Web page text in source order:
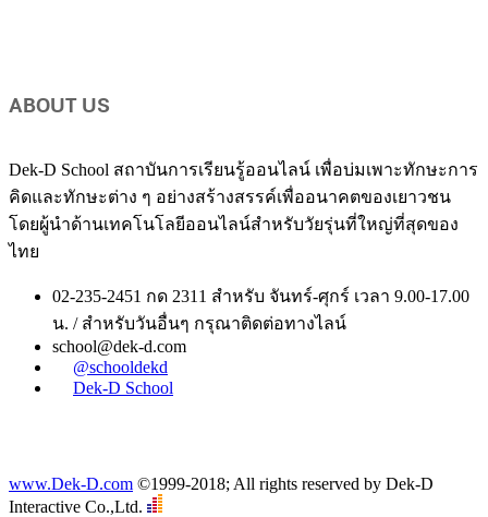
ABOUT US
Dek-D School สถาบันการเรียนรู้ออนไลน์ เพื่อบ่มเพาะทักษะการ
คิดและทักษะต่าง ๆ อย่างสร้างสรรค์เพื่ออนาคตของเยาวชน
โดยผู้นำด้านเทคโนโลยีออนไลน์สำหรับวัยรุ่นที่ใหญ่ที่สุดของ
ไทย
02-235-2451 กด 2311 สำหรับ จันทร์-ศุกร์ เวลา 9.00-17.00
น. / สำหรับวันอื่นๆ กรุณาติดต่อทางไลน์
school@dek-d.com
@schooldekd
Dek-D School
www.Dek-D.com ©1999-2018; All rights reserved by Dek-D
Interactive Co.,Ltd.